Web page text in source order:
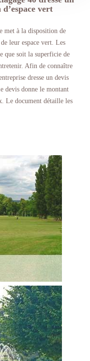
vert
met à la disposition de
leur espace vert. Les
que soit la superficie de
Afin de connaître
dresse un devis
devis donne le montant
Le document détaille les